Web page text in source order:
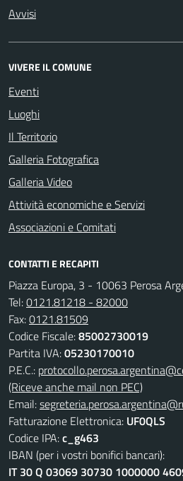
Avvisi
VIVERE IL COMUNE
Eventi
Luoghi
Il Territorio
Galleria Fotografica
Galleria Video
Attività economiche e Servizi
Associazioni e Comitati
CONTATTI E RECAPITI
Piazza Europa, 3 - 10063 Perosa
Tel:0121.81218 - 82000
Fax:0121.81509
Codice Fiscale:85002730019
Partita IVA:05230170010
P.E.C.:
(Riceve anche mail non PEC)
Email:
Fatturazione Elettronica: UF0QLS
Codice IPA:c_g463
IBAN (per i vostri bonifici bancari):
IT 30 Q 03069 30730 1000000